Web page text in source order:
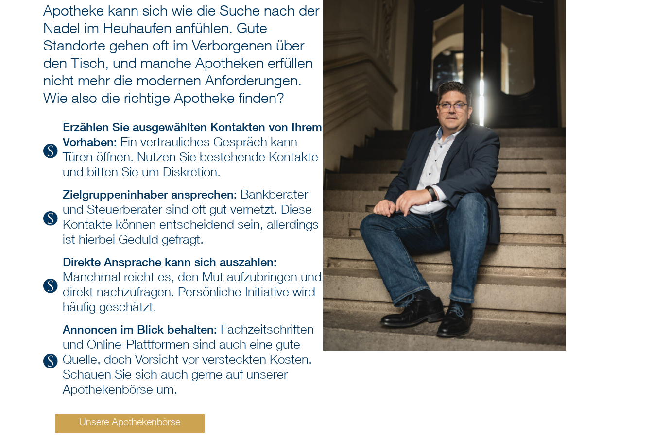
Apotheke kann sich wie die Suche nach der
Nadel im Heuhaufen anfühlen. Gute
Standorte gehen oft im Verborgenen über
den Tisch, und manche Apotheken erfüllen
nicht mehr die modernen Anforderungen.
Wie also die richtige Apotheke finden?
Erzählen Sie ausgewählten Kontakten von Ihrem
Vorhaben: Ein vertrauliches Gespräch kann
Türen öffnen. Nutzen Sie bestehende Kontakte
und bitten Sie um Diskretion.
Zielgruppeninhaber ansprechen: Bankberater
und Steuerberater sind oft gut vernetzt. Diese
Kontakte können entscheidend sein, allerdings
ist hierbei Geduld gefragt.
Direkte Ansprache kann sich auszahlen:
Manchmal reicht es, den Mut aufzubringen und
direkt nachzufragen. Persönliche Initiative wird
häufig geschätzt.
Annoncen im Blick behalten: Fachzeitschriften
und Online-Plattformen sind auch eine gute
Quelle, doch Vorsicht vor versteckten Kosten.
Schauen Sie sich auch gerne auf unserer
Apothekenbörse um.
Unsere Apothekenbörse